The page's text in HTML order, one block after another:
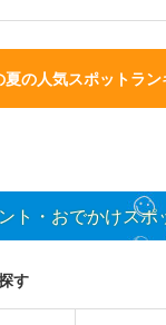
夏の人気スポットラン
ト・おでかけスポ
す